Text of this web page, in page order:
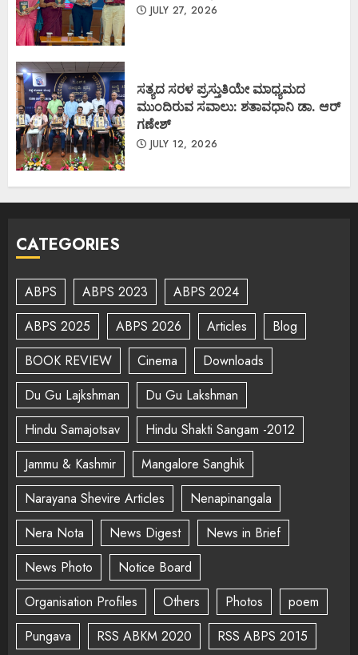
JULY 27, 2026
ಸತ್ಯದ ಸರಳ ಪ್ರಸ್ತುತಿಯೇ ಮಾಧ್ಯಮದ
ಮುಂದಿರುವ ಸವಾಲು: ಶತಾವಧಾನಿ ಡಾ. ಆರ್
ಗಣೇಶ್
JULY 12, 2026
CATEGORIES
ABPS ABPS 2023
ABPS 2024
ABPS 2025
ABPS 2026 Articles
Blog
BOOK REVIEW
Cinema
Downloads
Du Gu Lajkshman
Du Gu Lakshman
Hindu Samajotsav
Hindu Shakti Sangam -2012
Jammu & Kashmir
Mangalore Sanghik
Narayana Shevire Articles
Nenapinangala
Nera Nota
News Digest
News in Brief
News Photo
Notice Board
Organisation Profiles
Others Photos
poem
Pungava
RSS ABKM 2020
RSS ABPS 2015